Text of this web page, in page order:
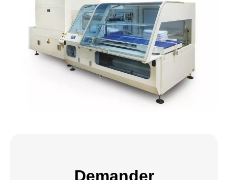
Demander